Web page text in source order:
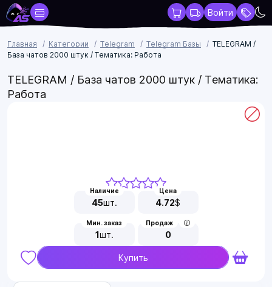
Войти
Главная Категории Telegram Telegram Базы
TELEGRAM /
База чатов 2000 штук / Тематика: Работа
TELEGRAM / База чатов 2000 штук / Тематика:
Работа
Наличие
45шт.
Цена
4.72$
Мин. заказ
1шт.
Продаж
0
Купить